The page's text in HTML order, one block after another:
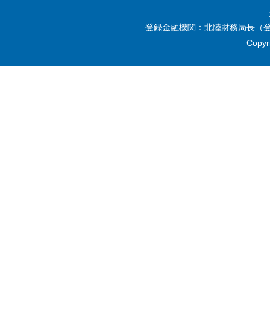
登録金融機関：北陸財務局長（